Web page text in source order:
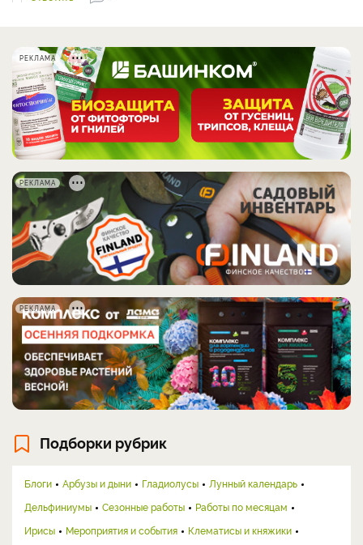
РЕКЛАМА
РЕКЛАМА
РЕКЛАМА
Подборки рубрик
Блоги Арбузы и дыни Гладиолусы
Лунный календарь
Дельфиниумы
Сезонные работы
Работы по месяцам
Ирисы
Мероприятия и события
Клематисы и княжики